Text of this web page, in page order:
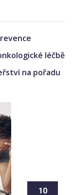
léčbě
na pořadu
10